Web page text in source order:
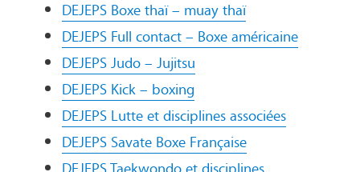
DEJEPS Boxe thaï – muay thaï
DEJEPS Full contact – Boxe américaine
DEJEPS Judo – Jujitsu
DEJEPS Kick – boxing
DEJEPS Lutte et disciplines associées
DEJEPS Savate Boxe Française